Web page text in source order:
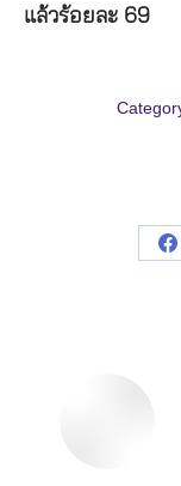
แล้วร้อยละ 69